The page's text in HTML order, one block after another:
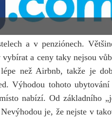
a v penziónech.
a ceny taky nejsou
než Airbnb, takže je
Výhodou tohoto
nabízí. Od základního
je, že nejste v